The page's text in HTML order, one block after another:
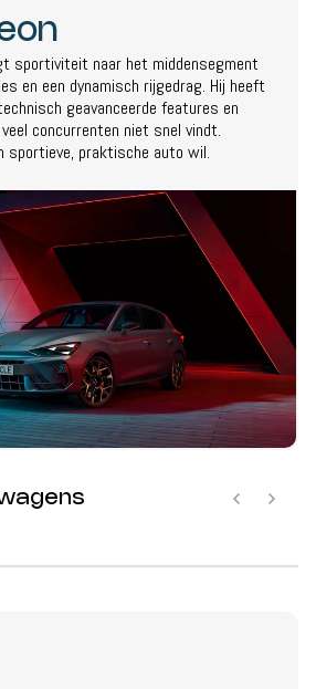
sportiviteit naar het middensegment
en een dynamisch rijgedrag. Hij heeft
geavanceerde features en
concurrenten niet snel vindt.
sportieve, praktische auto wil.